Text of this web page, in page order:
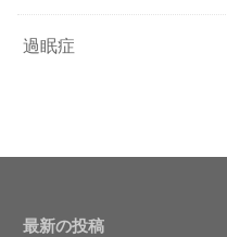
過眠症
最新の投稿